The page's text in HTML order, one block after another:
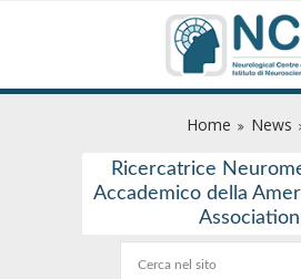
Home News
Ricercatrice
Accademico della
Association